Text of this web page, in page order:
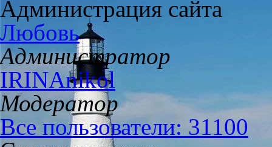
Администрация сайта
Любовь
Администратор
IRINAnikol
Модератор
Все пользователи: 31100